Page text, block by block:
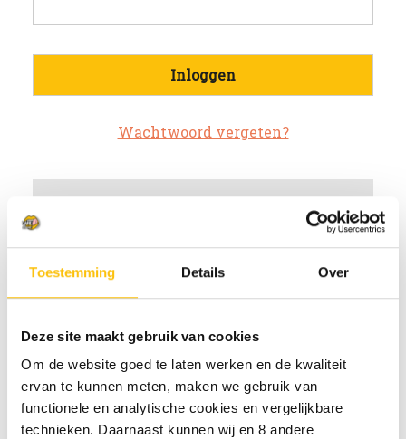
Toestemming Details Over
Deze site maakt gebruik van cookies
Om de website goed te laten werken en de kwaliteit
ervan te kunnen meten, maken we gebruik van
functionele en analytische cookies en vergelijkbare
technieken. Daarnaast kunnen wij en 8 andere
Wachtwoord vergeten?
Maak een account aan bij ons
Sneller af te rekenen
Meerdere verzendadressen op
Jouw bestelgeschiedenis te
bekijken
Nieuwe bestellingen te volgen
Artikelen opslaan in jouw
verlanglijstje